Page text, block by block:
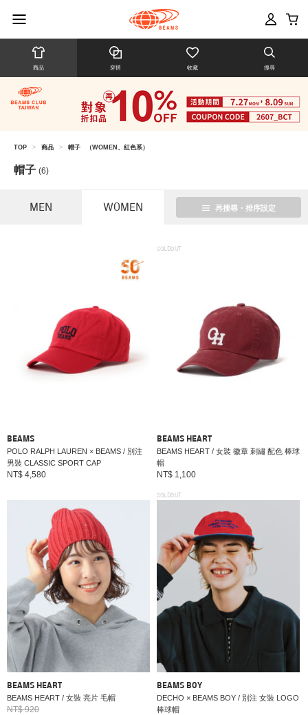
商品 穿搭 收藏 搜尋
TOP > 商品 > 帽子 （WOMEN、紅色系）
帽子 (6)
MEN WOMEN 再搜尋・排序設定
BEAMS
POLO RALPH LAUREN × BEAMS / 別注
男裝 CLASSIC SPORT CAP
NT$ 4,580
SOLDOUT
BEAMS HEART
BEAMS HEART / 女裝 徽章 刺繡 配色 棒球
帽
NT$ 1,100
BEAMS HEART
BEAMS HEART / 女裝 亮片 毛帽
NT$ 920
SOLDOUT
BEAMS BOY
DECHO × BEAMS BOY / 別注 女裝 LOGO
棒球帽